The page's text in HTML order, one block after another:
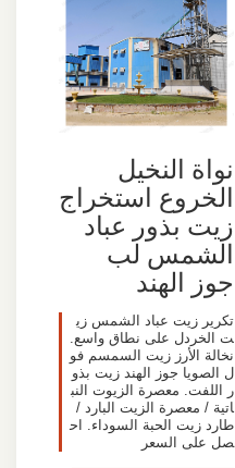
نواة النخيل
الخروع استخراج
زيت بذور عباد
الشمس لب
جوز الهند
تكرير زيت عباد الشمس زي
ت الخردل على نطاق واسع.
نخالة الأرز زيت السمسم فو
ل الصويا جوز الهند زيت بذو
ر اللفت. معصرة الزيوت النب
اتية / معصرة الزيت البارد /
طارد زيت الحبة السوداء. اح
صل على السعر